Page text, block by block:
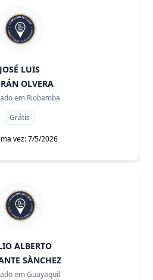
JOSÉ LUIS
OLVERA
em Riobamba
Grátis
vez: 7/5/2026
ALBERTO
SÀNCHEZ
emGuayaquil